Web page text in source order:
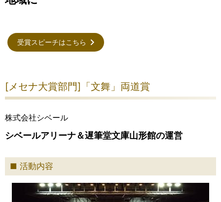
受賞スピーチはこちら
[メセナ大賞部門]「文舞」両道賞
株式会社シベール
シベールアリーナ＆遅筆堂文庫山形館の運営
活動内容